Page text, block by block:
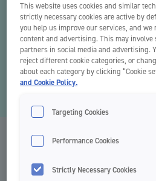
Tävlingen är
Jordan tävlar ut 10 st smartklockor
This website uses cookies and similar
strictly necessary cookies are active by
you help us improve our services, and we
content and advertising. This may
partners in social media and advertising.
reject different cookie categories, or
about each category by clicking “Cookie
and Cookie Policy.
Targeting Cookies
Performance Cookies
Strictly Necessary Cookies